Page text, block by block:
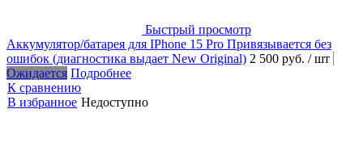
Быстрый просмотр
Аккумулятор/батарея для IPhone 15 Pro Привязывается без
ошибок (диагностика выдает New Original) 2 500 руб. / шт
Ожидается Подробнее
К сравнению
В избранное Недоступно